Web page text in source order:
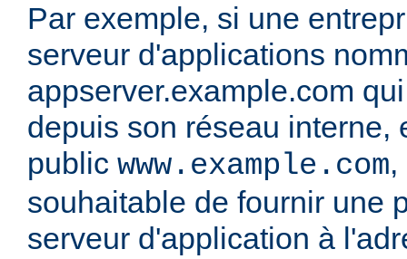
Par exemple, si une
serveur d'applications
appserver.example.com
depuis son réseau interne,
public www.example.com
souhaitable de fournir une
serveur d'application à